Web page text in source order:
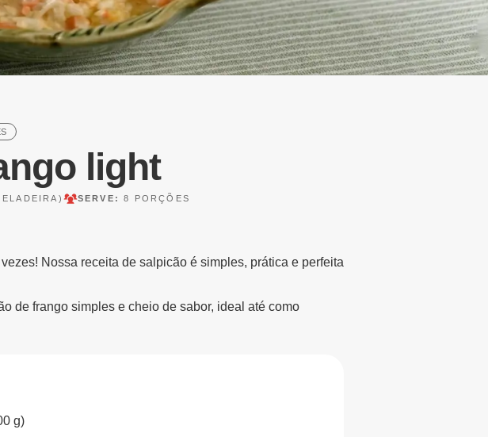
light
SERVE:8 PORÇÕES
Nossa receita de salpicão é simples, prática e perfeita
de frango simples e cheio de sabor, ideal até como
g)